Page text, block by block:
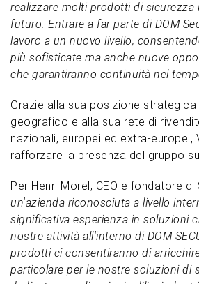
realizzare molti prodotti di sicurezza
futuro. Entrare a far parte di DOM
lavoro a un nuovo livello,
più sofisticate ma anche nuove
che garantiranno continuità nel
Grazie alla sua posizione
geografico e alla sua rete di
nazionali, europei ed extra-europei,
rafforzare la presenza del gruppo
Per Henri Morel, CEO e fondatore di
un'azienda riconosciuta a livello
significativa esperienza in soluzioni
nostre attività all'interno di DOM
prodotti ci consentiranno di
particolare per le nostre soluzioni di